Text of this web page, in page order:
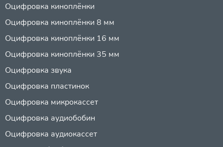
Оцифровка киноплёнки
Оцифровка киноплёнки 8 мм
Оцифровка киноплёнки 16 мм
Оцифровка киноплёнки 35 мм
Оцифровка звука
Оцифровка пластинок
Оцифровка микрокассет
Оцифровка аудиобобин
Оцифровка аудиокассет